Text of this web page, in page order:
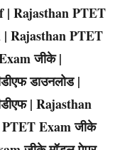
| RajasthanPTET
| RajasthanPTET
जीके |
डाउनलोड |
| Rajasthan
PTETExamजीके